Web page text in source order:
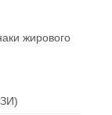
жирового